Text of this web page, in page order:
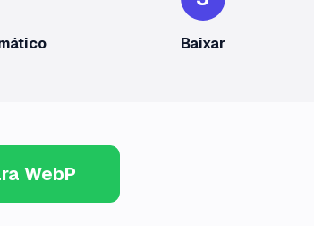
Baixar
WebP